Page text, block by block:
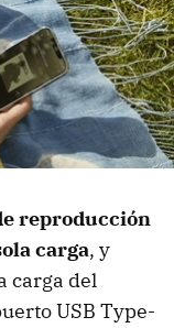
reproducción
carga, y
carga del
USB Type-